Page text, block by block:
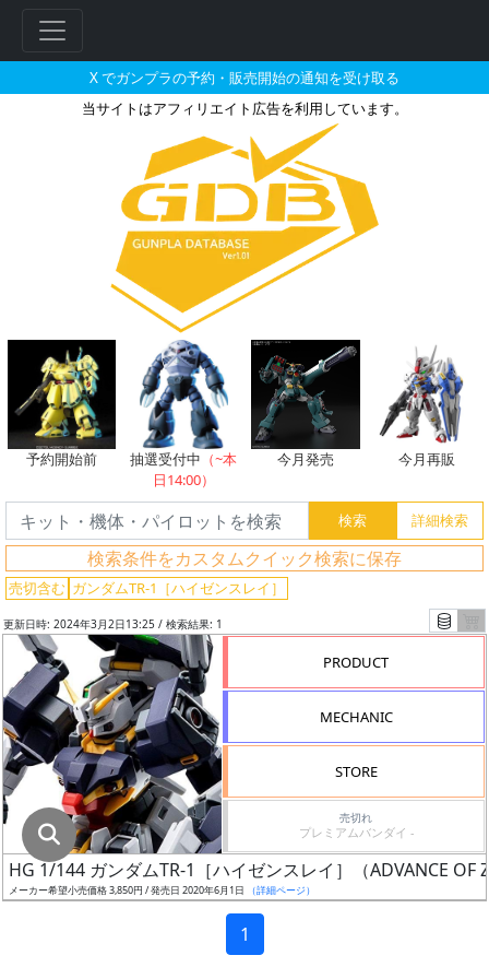
X でガンプラの予約・販売開始の通知を受け取る
当サイトはアフィリエイト広告を利用しています。
ガンダムTR-1［ハイゼンスレイ
予約開始前 抽選受付中 （~本
日14:00）
今月発売 今月再販
検索条件をカスタムクイック検索に保存
売切含む ガンダムTR-1［ハイゼンスレイ］
ー
索
グ
レ
ド
ス
ケ
ー
ル
成
形
色
更新日時: 2024年3月2日13:25 / 検索結果: 1
PRODUCT
MECHANIC
STORE
売切れ
プレミアムバンダイ -
HG 1/144 ガンダムTR-1［ハイゼンスレイ］（ADVANCE OF
メーカー希望小売価格 3,850円 / 発売日 2020年6月1日 （詳細ページ）
1